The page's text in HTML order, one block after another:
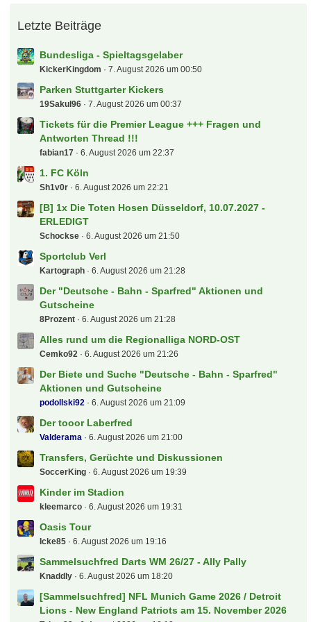
Letzte Beiträge
Bundesliga - Spieltagsgelaber
KickerKingdom 7. August 2026 um 00:50
Parken Stuttgarter Kickers
19Sakul96 7. August 2026 um 00:37
Tickets für die Premier League +++ Fragen und
Antworten Thread !!!
fabian17 6. August 2026 um 22:37
1. FC Köln
Sh1v0r 6. August 2026 um 22:21
[B] 1x Die Toten Hosen Düsseldorf, 10.07.2027 -
ERLEDIGT
Schockse 6. August 2026 um 21:50
Sportclub Verl
Kartograph 6. August 2026 um 21:28
Der "Deutsche - Bahn - Sparfred" Aktionen und
Gutscheine
8Prozent 6. August 2026 um 21:28
Alles rund um die Regionalliga NORD-OST
Cemko92 6. August 2026 um 21:26
Der Biete und Suche "Deutsche - Bahn - Sparfred"
Aktionen und Gutscheine
podollski92 6. August 2026 um 21:09
Der tooor Laberfred
Valderama 6. August 2026 um 21:00
Transfers, Gerüchte und Diskussionen
SoccerKing 6. August 2026 um 19:39
Kinder im Stadion
kleemarco 6. August 2026 um 19:31
Oasis Tour
Icke85 6. August 2026 um 19:16
Sammelsuchfred Darts WM 26/27 - Ally Pally
Knaddly 6. August 2026 um 18:20
[Sammelsuchfred] NFL Munich Game 2026 / Detroit
Lions - New England Patriots am 15. November 2026